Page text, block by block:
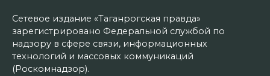
Сетевое издание «Таганрогская правда»
зарегистрировано Федеральной службой по
надзору в сфере связи, информационных
технологий и массовых коммуникаций
(Роскомнадзор).